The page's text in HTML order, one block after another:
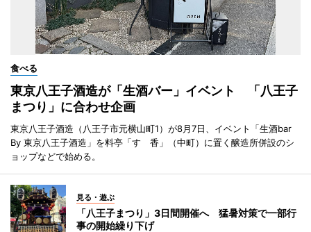
食べる
東京八王子酒造が「生酒バー」イベント 「八王子
まつり」に合わせ企画
東京八王子酒造（八王子市元横山町1）が8月7日、イベント「生酒bar
By 東京八王子酒造」を料亭「すゞ香」（中町）に置く醸造所併設のシ
ョップなどで始める。
見る・遊ぶ
「八王子まつり」3日間開催へ 猛暑対策で一部行
事の開始繰り下げ